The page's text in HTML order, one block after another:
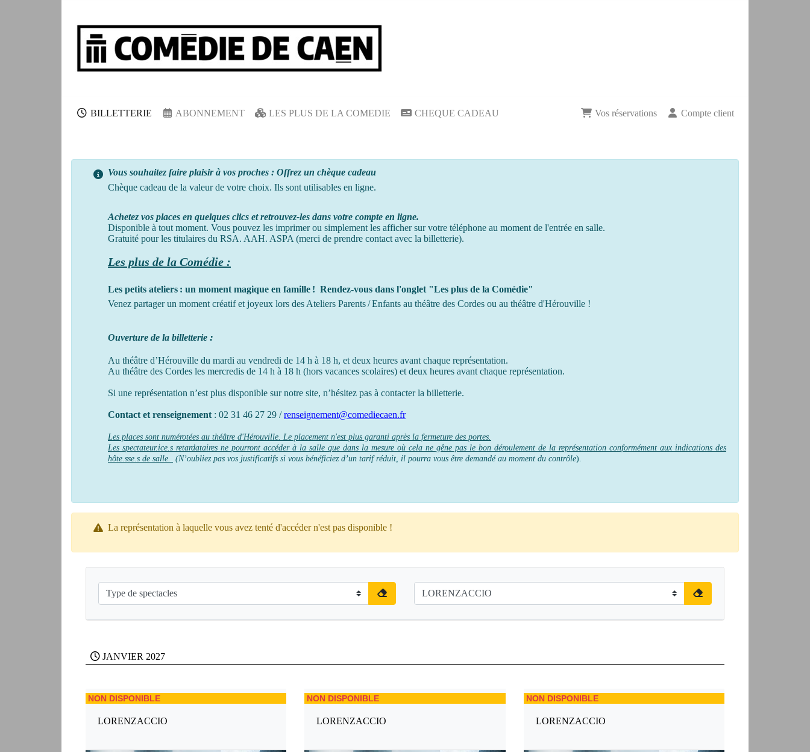
BILLETTERIE ABONNEMENT LES PLUS DE LA COMEDIE CHEQUE CADEAU Vos réservations Compte client
Vous souhaitez faire plaisir à vos proches : Offrez un chèque cadeau
Chèque cadeau de la valeur de votre choix. Ils sont utilisables en ligne.
Achetez vos places en quelques clics et retrouvez-les dans votre compte en ligne.
Disponible à tout moment. Vous pouvez les imprimer ou simplement les afficher sur votre téléphone au moment de l'entrée en salle.
Gratuité pour les titulaires du RSA. AAH. ASPA (merci de prendre contact avec la billetterie).
Les plus de la Comédie :
Les petits ateliers : un moment magique en famille ! Rendez-vous dans l'onglet "Les plus de la Comédie"
Venez partager un moment créatif et joyeux lors des Ateliers Parents / Enfants au théâtre des Cordes ou au théâtre d'Hérouville !
Ouverture de la billetterie :
Au théâtre d’Hérouville du mardi au vendredi de 14 h à 18 h, et deux heures avant chaque représentation.
Au théâtre des Cordes les mercredis de 14 h à 18 h (hors vacances scolaires) et deux heures avant chaque représentation.
Si une représentation n’est plus disponible sur notre site, n’hésitez pas à contacter la billetterie.
Contact et renseignement : 02 31 46 27 29 /renseignement@comediecaen.fr
Les places sont numérotées au théâtre d'Hérouville. Le placement n'est plus garanti après la fermeture des portes.
Les spectateur.ice.s retardataires ne pourront accéder à la salle que dans la mesure où cela ne gêne pas le bon déroulement de la représentation conformément aux indications des
hôte.sse.s de salle.
(N’oubliez pas vos justificatifs si vous bénéficiez d’un tarif réduit, il pourra vous être demandé au moment du contrôle).
La représentation à laquelle vous avez tenté d'accéder n'est pas disponible !
JANVIER 2027
NON DISPONIBLE
LORENZACCIO
NON DISPONIBLE
LORENZACCIO
NON DISPONIBLE
LORENZACCIO